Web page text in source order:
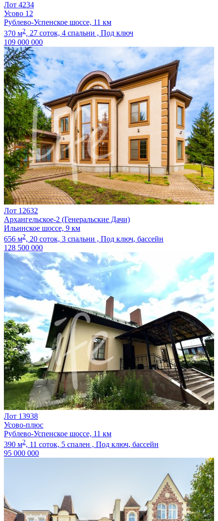
Лот 4234
Усово 12
Рублево-Успенское шоссе, 11 км
370 м2, 27 соток, 4 спальни , Под ключ
109 000 000
Лот 12632
Архангельское-2 (Генеральские Дачи)
Ильинское шоссе, 9 км
656 м2, 20 соток, 3 спальни , Под ключ, бассейн
128 500 000
Лот 13938
Усово-плюс
Рублево-Успенское шоссе, 11 км
390 м2, 11 соток, 5 спален , Под ключ, бассейн
95 000 000